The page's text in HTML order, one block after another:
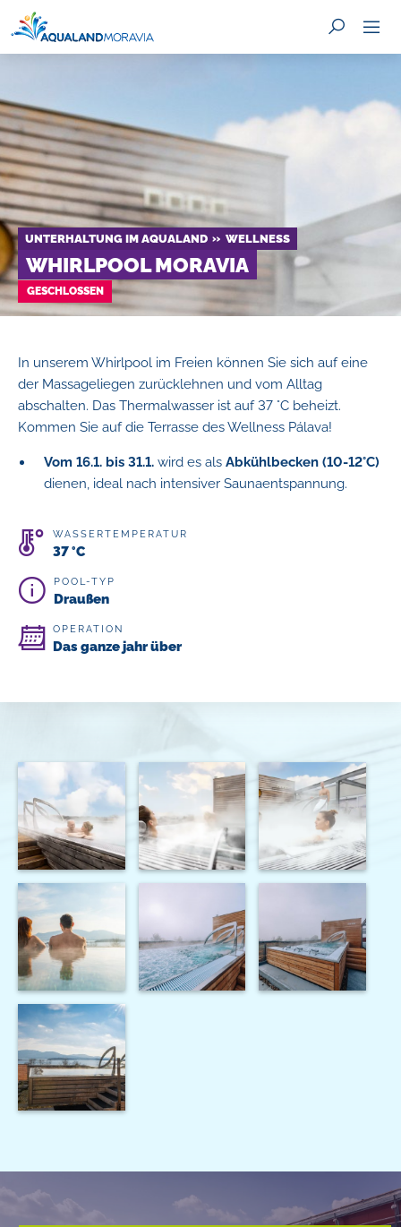
UNTERHALTUNG IM AQUALAND WELLNESS
WHIRLPOOL MORAVIA
GESCHLOSSEN
In unserem Whirlpool im Freien können Sie sich auf eine
der Massageliegen zurücklehnen und vom Alltag
abschalten. Das Thermalwasser ist auf 37 °C beheizt.
Kommen Sie auf die Terrasse des Wellness Pálava!
Vom 16.1. bis 31.1. wird es als Abkühlbecken (10-12°C)
dienen, ideal nach intensiver Saunaentspannung.
WASSERTEMPERATUR
37 °C
POOL-TYP
Draußen
OPERATION
Das ganze jahr über